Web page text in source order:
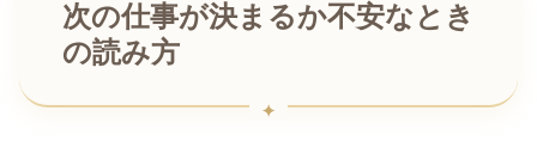
次の仕事が決まるか不安なとき
の読み方